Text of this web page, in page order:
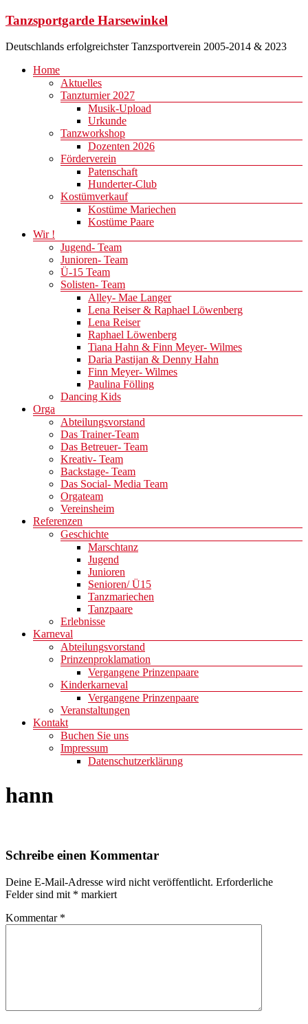
Zum
springen
Tanzsportgarde Harsewinkel
Deutschlands erfolgreichster Tanzsportverein 2005-2014 & 2023
Menü
Home
Aktuelles
Tanzturnier 2027
Musik-Upload
Urkunde
Tanzworkshop
Dozenten 2026
Förderverein
Patenschaft
Hunderter-Club
Kostümverkauf
Kostüme Mariechen
Kostüme Paare
Wir !
Jugend- Team
Junioren- Team
Ü-15 Team
Solisten- Team
Alley- Mae Langer
Lena Reiser & Raphael Löwenberg
Lena Reiser
Raphael Löwenberg
Tiana Hahn & Finn Meyer- Wilmes
Daria Pastijan & Denny Hahn
Finn Meyer- Wilmes
Paulina Fölling
Dancing Kids
Orga
Abteilungsvorstand
Das Trainer-Team
Das Betreuer- Team
Kreativ- Team
Backstage- Team
Das Social- Media Team
Orgateam
Vereinsheim
Referenzen
Geschichte
Marschtanz
Jugend
Junioren
Senioren/ Ü15
Tanzmariechen
Tanzpaare
Erlebnisse
Karneval
Abteilungsvorstand
Prinzenproklamation
Vergangene Prinzenpaare
Kinderkarneval
Vergangene Prinzenpaare
Veranstaltungen
Kontakt
Buchen Sie uns
Impressum
Datenschutzerklärung
hann
Schreibe einen Kommentar
Deine E-Mail-Adresse wird nicht veröffentlicht. Erforderliche
Felder sind mit * markiert
Kommentar *